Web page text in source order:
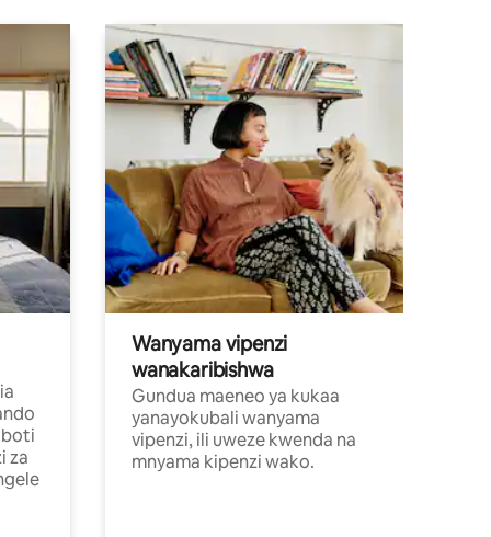
boti
za
Wanyama vipenzi
wanakaribishwa
Gundua maeneo ya kukaa
yanayokubali wanyama
vipenzi, ili uweze kwenda na
mnyama kipenzi wako.